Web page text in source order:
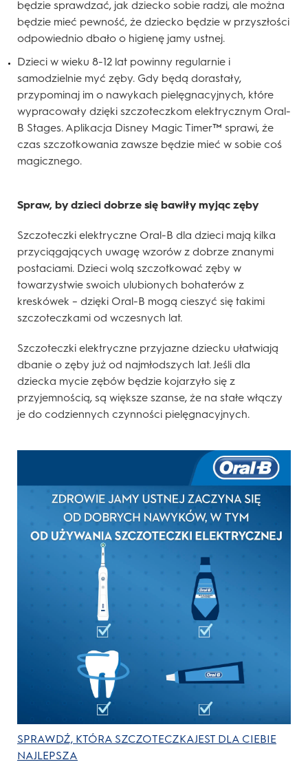
będzie sprawdzać, jak dziecko sobie radzi, ale można
będzie mieć pewność, że dziecko będzie w przyszłości
odpowiednio dbało o higienę jamy ustnej.
Dzieci w wieku 8-12 lat powinny regularnie i
samodzielnie myć zęby. Gdy będą dorastały,
przypominaj im o nawykach pielęgnacyjnych, które
wypracowały dzięki szczoteczkom elektrycznym Oral-
B Stages. Aplikacja Disney Magic Timer™ sprawi, że
czas szczotkowania zawsze będzie mieć w sobie coś
magicznego.
Spraw, by dzieci dobrze się bawiły myjąc zęby
Szczoteczki elektryczne Oral-B dla dzieci mają kilka
przyciągających uwagę wzorów z dobrze znanymi
postaciami. Dzieci wolą szczotkować zęby w
towarzystwie swoich ulubionych bohaterów z
kreskówek – dzięki Oral-B mogą cieszyć się takimi
szczoteczkami od wczesnych lat.
Szczoteczki elektryczne przyjazne dziecku ułatwiają
dbanie o zęby już od najmłodszych lat. Jeśli dla
dziecka mycie zębów będzie kojarzyło się z
przyjemnością, są większe szanse, że na stałe włączy
je do codziennych czynności pielęgnacyjnych.
SPRAWDŹ, KTÓRA SZCZOTECZKAJEST DLA CIEBIE
NAJLEPSZA